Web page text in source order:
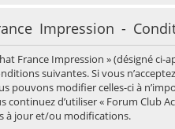
Impression -
France Impression » (désigné
suivantes. Si vous
pouvons modifier celles-ci à
continuez d’utiliser « Forum Club
à jour et/ou modifications.